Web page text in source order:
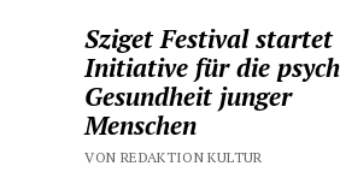
Sziget Festival startet
Initiative für die
Gesundheit junger
Menschen
VON REDAKTION KULTUR